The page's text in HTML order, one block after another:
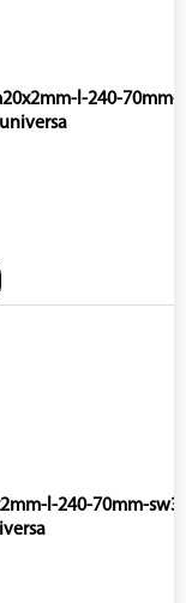
l-240-70mm-
l-240-70mm-